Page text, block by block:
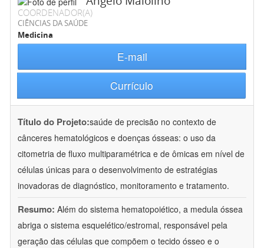
COORDENADOR(A)
CIÊNCIAS DA SAÚDE
Medicina
E-mail
Currículo
Título do Projeto:saúde de precisão no contexto de
cânceres hematológicos e doenças ósseas: o uso da
citometria de fluxo multiparamétrica e de ômicas em nível de
células únicas para o desenvolvimento de estratégias
inovadoras de diagnóstico, monitoramento e tratamento.
Resumo: Além do sistema hematopoiético, a medula óssea
abriga o sistema esquelético/estromal, responsável pela
geração das células que compõem o tecido ósseo e o